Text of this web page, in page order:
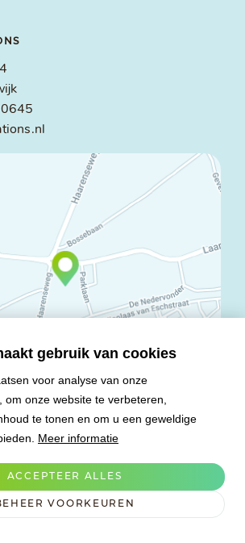
gebruik van cookies
voor analyse van onze
om onze website te verbeteren,
te tonen en om u een geweldige
Meer informatie
VOORKEUREN
ACCEPTEER ALLES
Mareco Sweet Creations BV